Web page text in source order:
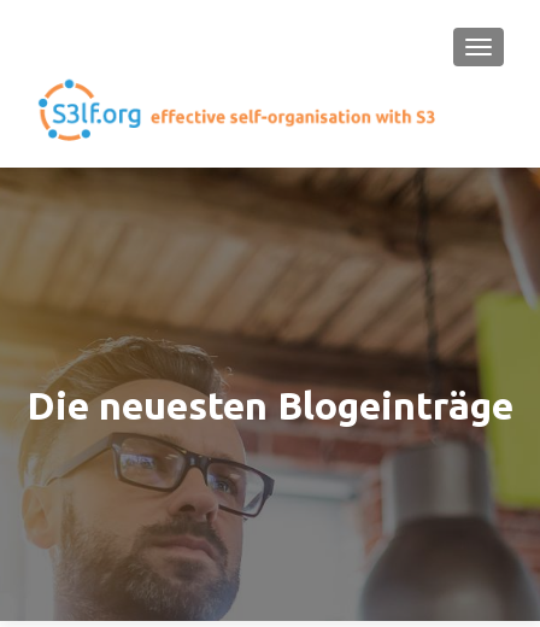
Die neuesten Blogeinträge